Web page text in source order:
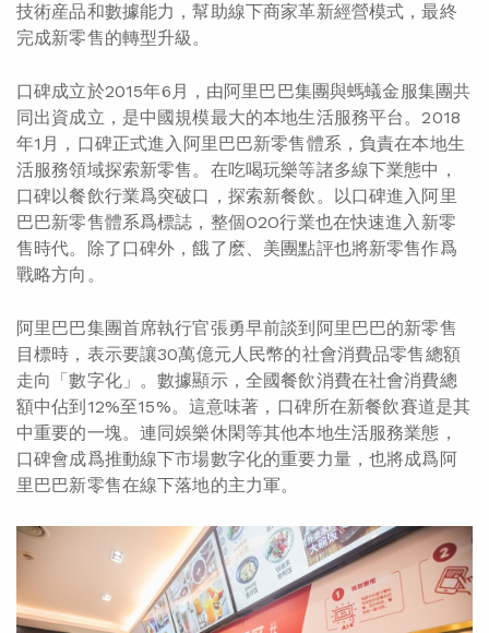
技術産品和數據能力，幫助線下商家革新經營模式，最終
完成新零售的轉型升級。
口碑成立於2015年6月，由阿里巴巴集團與螞蟻金服集團共
同出資成立，是中國規模最大的本地生活服務平台。2018
年1月，口碑正式進入阿里巴巴新零售體系，負責在本地生
活服務領域探索新零售。在吃喝玩樂等諸多線下業態中，
口碑以餐飲行業爲突破口，探索新餐飲。以口碑進入阿里
巴巴新零售體系爲標誌，整個O2O行業也在快速進入新零
售時代。除了口碑外，餓了麽、美團點評也將新零售作爲
戰略方向。
阿里巴巴集團首席執行官張勇早前談到阿里巴巴的新零售
目標時，表示要讓30萬億元人民幣的社會消費品零售總額
走向「數字化」。數據顯示，全國餐飲消費在社會消費總
額中佔到12%至15%。這意味著，口碑所在新餐飲賽道是其
中重要的一塊。連同娛樂休閑等其他本地生活服務業態，
口碑會成爲推動線下市場數字化的重要力量，也將成爲阿
里巴巴新零售在線下落地的主力軍。